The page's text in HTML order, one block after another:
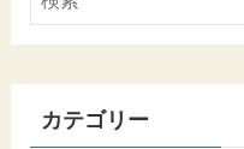
カテゴリー